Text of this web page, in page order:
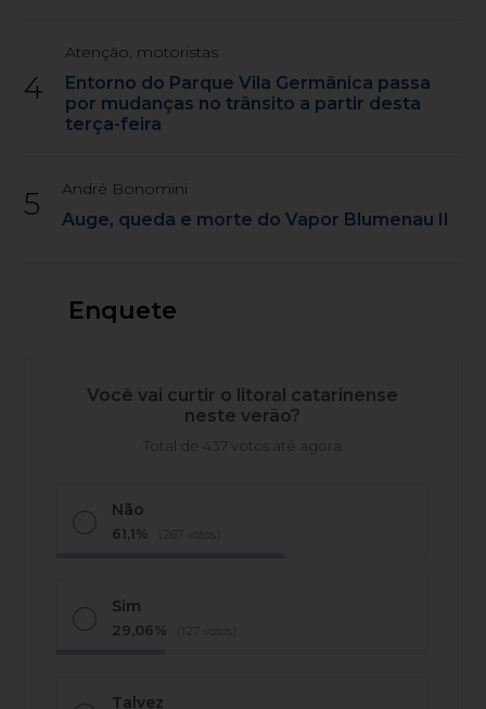
4
Atenção, motoristas
Entorno do Parque Vila Germânica passa
por mudanças no trânsito a partir desta
terça-feira
5 André Bonomini
Auge, queda e morte do Vapor Blumenau II
Enquete
Você vai curtir o litoral catarinense
neste verão?
Total de 437 votos até agora
Não
61,1% (267 votos)
Sim
29,06% (127 votos)
Talvez